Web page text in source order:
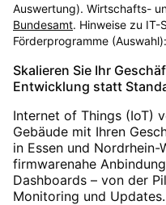
Auswertung). Wirtschafts-
Bundesamt. Hinweise zu IT-
Förderprogramme (Auswahl):
Skalieren Sie Ihr
Entwicklung statt
Internet of Things (IoT)
Gebäude mit Ihren
in Essen und
firmwarenahe
Dashboards – von der
Monitoring und Updates.